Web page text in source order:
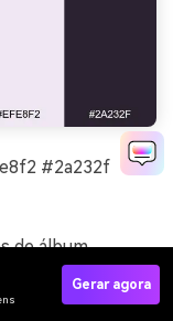
#2a232f
de álbum
se
O bordô e
Gerar agora